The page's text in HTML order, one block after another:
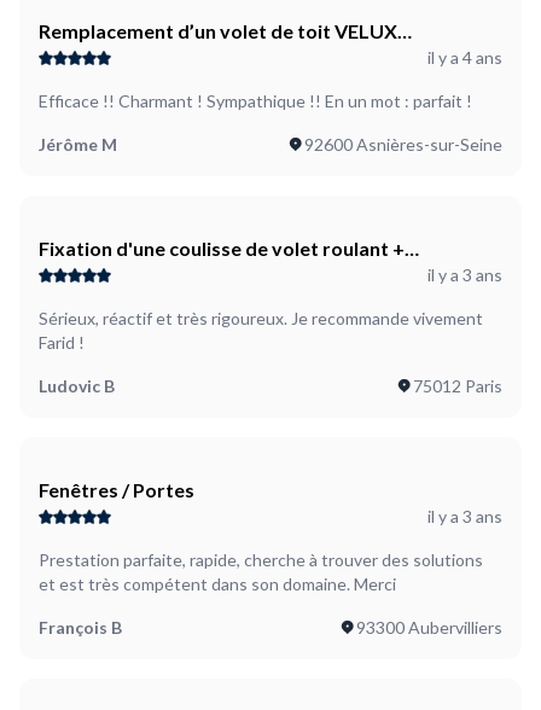
Remplacement d’un volet de toit VELUX
défectueux
il y a 4 ans
Efficace !! Charmant ! Sympathique !! En un mot : parfait !
Jérôme M 92600 Asnières-sur-Seine
Fixation d'une coulisse de volet roulant +
renforcement de fixation d'une paroi de doucheil y a 3 ans
Sérieux, réactif et très rigoureux. Je recommande vivement
Farid !
Ludovic B 75012 Paris
Fenêtres / Portes
il y a 3 ans
Prestation parfaite, rapide, cherche à trouver des solutions
et est très compétent dans son domaine. Merci
François B 93300 Aubervilliers